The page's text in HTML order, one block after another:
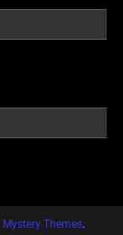
Mystery Themes.